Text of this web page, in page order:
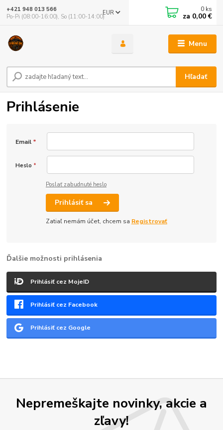
Menu
EUR
Hľadať
+421 948 013 566
Po-Pi (08:00-16:00), So (11:00-14:00)
0 ks
za 0,00 €
Prihlásenie
Email *
Heslo *
Poslať zabudnuté heslo
Prihlásiť sa
Zatiaľ nemám účet, chcem sa Registrovať
Ďalšie možnosti prihlásenia
Prihlásiť cez MojeID
Prihlásiť cez Facebook
Prihlásiť cez Google
Nepremeškajte novinky, akcie a
zľavy!